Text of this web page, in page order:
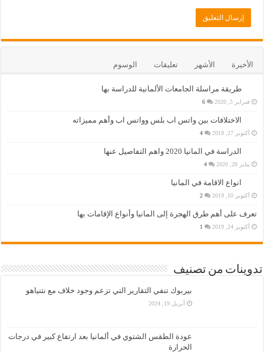
الأخيرة الأشهر تعليقات الوسوم
طريقة مراسلة الجامعات الألمانية للدراسة بها
فبراير 5, 2020 6
الاختلافات بين واتس اب بلس وواتس اب وأهم مميزاته
أكتوبر 27, 2019 4
الدراسة في المانيا 2020 واهم التفاصيل عنها
يناير 28, 2020 4
انواع الاقامة في المانيا
أكتوبر 10, 2019 2
تعرف على أهم طرق الهجرة إلى المانيا وأنواع الإقامات بها
أكتوبر 24, 2019 1
تدوينات من تصنيف
بيربوك تنفي التقارير التي تزعم وجود خلاف مع نتنياهو
أبريل 19, 2024
عودة الطقس الشتوي في ألمانيا بعد ارتفاع كبير في درجات
الحرارة